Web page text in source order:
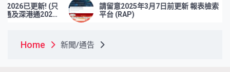
新! (只
通2026
請留意2025年3月7日前更新 報表檢索
平台 (RAP)
Home 新聞/通告